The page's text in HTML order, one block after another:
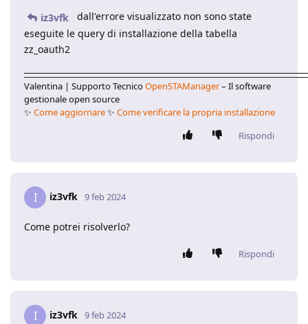
iz3vfk
dall'errore visualizzato non sono state
eseguite le query di installazione della tabella
zz_oauth2
Valentina | Supporto TecnicoOpenSTAManager– Il software
gestionale open source
✨ Come aggiornare✨ Come verificare la propria installazione
Rispondi
I iz3vfk 9 feb 2024
Come potrei risolverlo?
Rispondi
I iz3vfk 9 feb 2024